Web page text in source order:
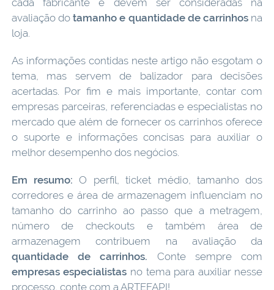
avaliação dotamanho e quantidade de carrinhos na
loja.
As informações contidas neste artigo não esgotam o
tema, mas servem de balizador para decisões
acertadas. Por fim e mais importante, contar com
empresas parceiras, referenciadas e especialistas no
mercado que além de fornecer os carrinhos oferece
o suporte e informações concisas para auxiliar o
melhor desempenho dos negócios.
Em resumo: O perfil, ticket médio, tamanho dos
corredores e área de armazenagem influenciam no
tamanho do carrinho ao passo que a metragem,
número de checkouts e também área de
armazenagem contribuem na avaliação da
quantidade de carrinhos. Conte sempre com
empresas especialistas no tema para auxiliar nesse
processo, conte com a ARTEFAPI!